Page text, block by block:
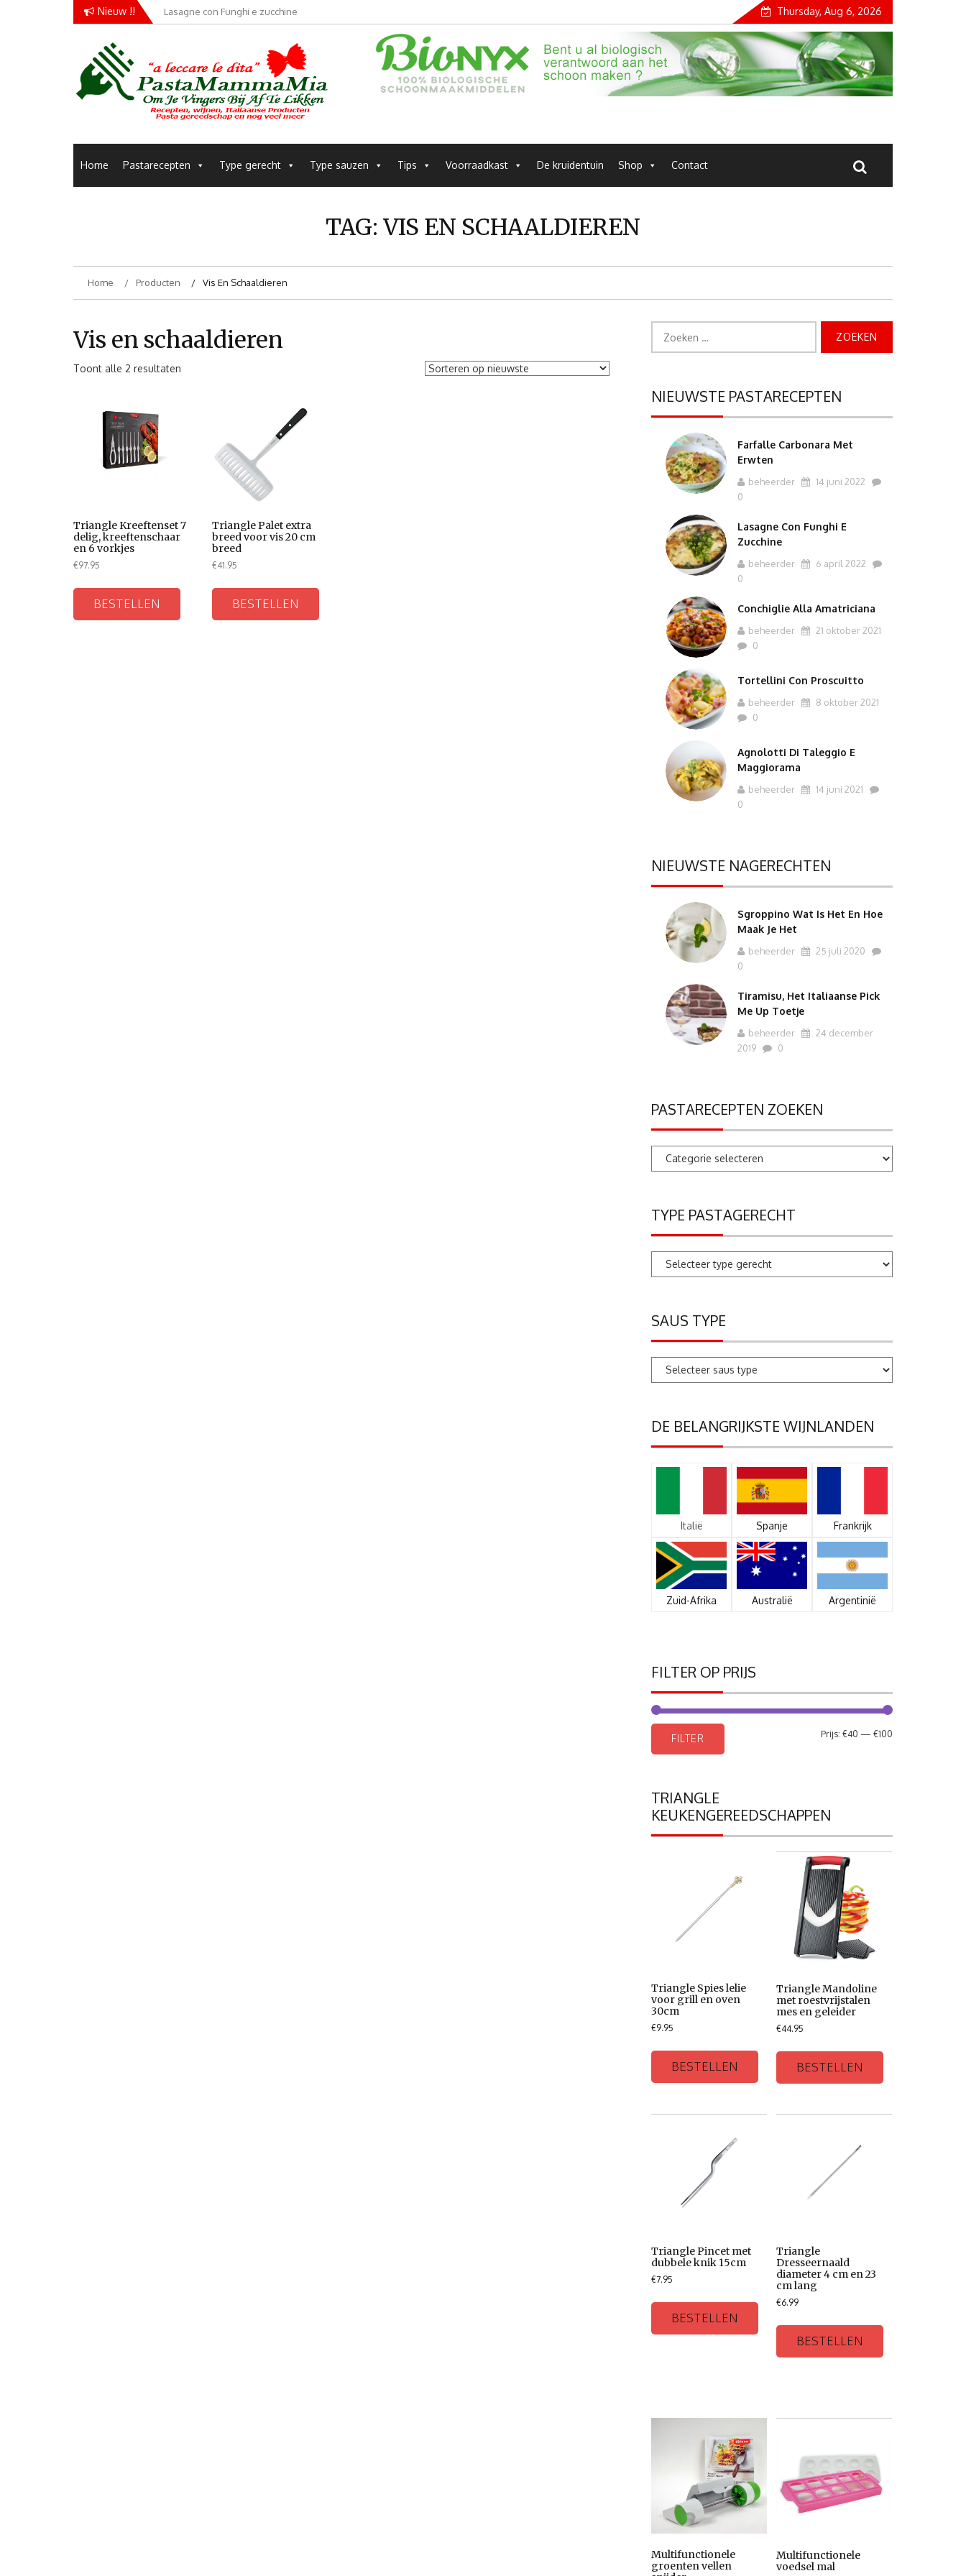
Nieuw !! Lasagne con Funghi e zucchine Thursday, Aug 6, 2026
Pastamammamia
Home Pastarecepten Type gerecht Type sauzen Tips Voorraadkast De kruidentuin Shop Contact
TAG: VIS EN SCHAALDIEREN
Home Producten Vis En Schaaldieren
Vis en schaaldieren
Toont alle 2 resultaten
Triangle Kreeftenset 7
delig, kreeftenschaar
en 6 vorkjes
€97.95
BESTELLEN
Triangle Palet extra
breed voor vis 20 cm
breed
€41.95
BESTELLEN
naar:
NIEUWSTE PASTARECEPTEN
Farfalle Carbonara Met
Erwten
beheerder
14 juni 2022
0
Lasagne Con Funghi E
Zucchine
beheerder
6 april 2022
0
Conchiglie Alla Amatriciana
beheerder
21 oktober 2021
0
Tortellini Con Proscuitto
beheerder
8 oktober 2021
0
Agnolotti Di Taleggio E
Maggiorama
beheerder
14 juni 2021
0
NIEUWSTE NAGERECHTEN
Sgroppino Wat Is Het En Hoe
Maak Je Het
beheerder
25 juli 2020
0
Tiramisu, Het Italiaanse Pick
Me Up Toetje
beheerder
24 december
2019
0
PASTARECEPTEN ZOEKEN
Pastarecepten
TYPE PASTAGERECHT
SAUS TYPE
DE BELANGRIJKSTE WIJNLANDEN
Italië Spanje Frankrijk
Zuid-Afrika Australië Argentinië
FILTER OP PRIJS
FILTER Prijs: €40 — €100
TRIANGLE
KEUKENGEREEDSCHAPPEN
Triangle Spies lelie
voor grill en oven
30cm
€9.95
BESTELLEN
Triangle Mandoline
met roestvrijstalen
mes en geleider
€44.95
BESTELLEN
Triangle Pincet met
dubbele knik 15cm
€7.95
BESTELLEN
Triangle
Dresseernaald
diameter 4 cm en 23
cm lang
€6.99
BESTELLEN
Multifunctionele
groenten vellen
Multifunctionele
voedsel mal